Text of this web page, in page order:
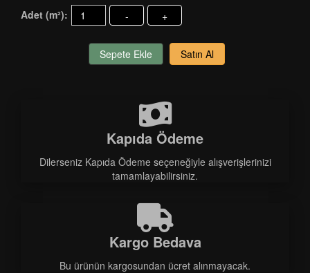
Adet (m²): - +
Sepete Ekle Satın Al
Kapıda Ödeme
Dilerseniz Kapıda Ödeme seçeneğiyle alışverişlerinizi
tamamlayabilirsiniz.
Kargo Bedava
Bu ürünün kargosundan ücret alınmayacak.